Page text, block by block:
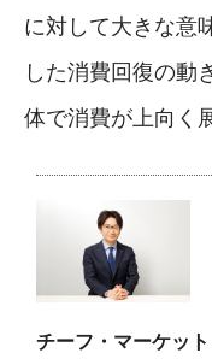
に対して大きな意
した消費回復の動
体で消費が上向く
チーフ・マーケッ